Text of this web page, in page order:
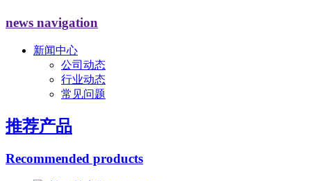
news navigation
新闻中心
公司动态
行业动态
常见问题
推荐产品
Recommended products